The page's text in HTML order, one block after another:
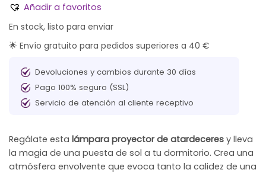
Añadir a favoritos
En stock, listo para enviar
🌟 Envío gratuito para pedidos superiores a 40 €
Devoluciones y cambios durante 30 días
Pago 100% seguro (SSL)
Servicio de atención al cliente receptivo
Regálate esta lámpara proyector de atardeceres y lleva
la magia de una puesta de sol a tu dormitorio. Crea una
atmósfera envolvente que evoca tanto la calidez de una